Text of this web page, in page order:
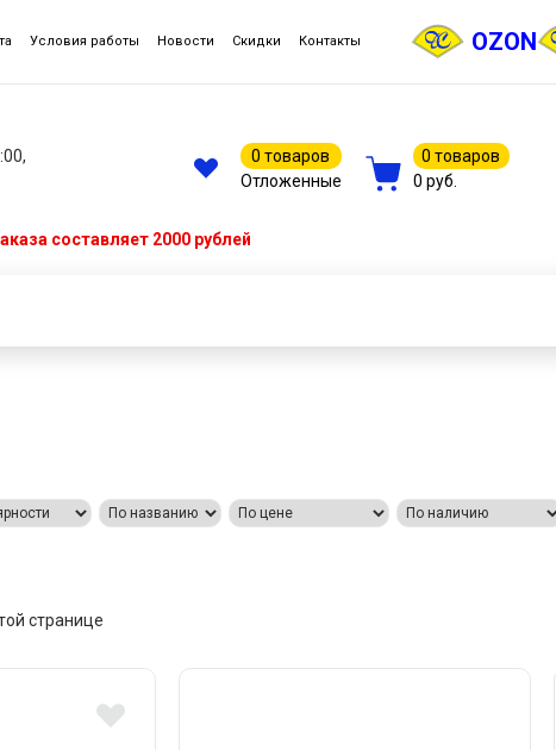
Условия работы Новости Скидки Контакты OZON
0 товаров
Отложенные
0 товаров
0 руб.
составляет 2000 рублей
странице